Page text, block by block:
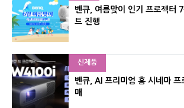
벤큐, 여름맞이 인기 프로젝터
트 진행
신제품
벤큐, AI 프리미엄 홈 시네마
매